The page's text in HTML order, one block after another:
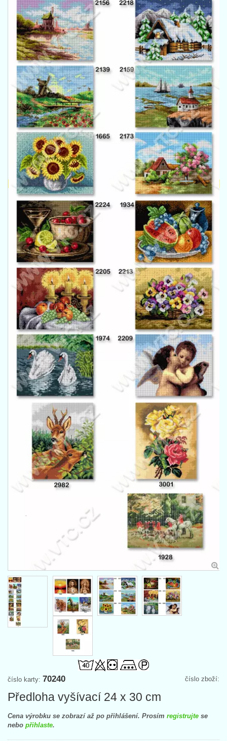
číslo zboží:
číslo karty: 70240
Předloha vyšívací 24 x 30 cm
Cena výrobku se zobrazí až po přihlášení. Prosím registrujte se
nebo přihlaste.